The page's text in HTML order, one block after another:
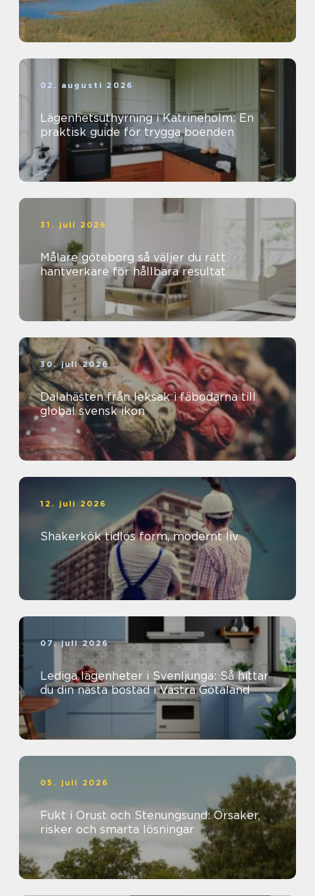
02. augusti 2026
Lägenhetsuthyrning i Katrineholm: En
praktisk guide för trygga boenden
31. juli 2026
Målare göteborg så väljer du rätt
hantverkare för hållbara resultat
30. juli 2026
Dalahästen från leksak i fäbodarna till
global svensk ikon
12. juli 2026
Shakerkök tidlös form, modernt liv
07. juli 2026
Lediga lägenheter i Svenljunga: Så hittar
du din nästa bostad i Västra Götaland
05. juli 2026
Fukt i Orust och Stenungsund: Orsaker,
risker och smarta lösningar